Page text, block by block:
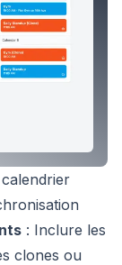
: Inclure les
clones ou